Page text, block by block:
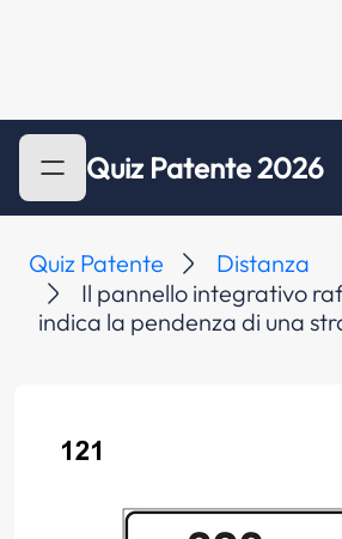
Quiz Patente 2026
Quiz Patente
Distanza
Il pannello integrativo
indica la pendenza di una